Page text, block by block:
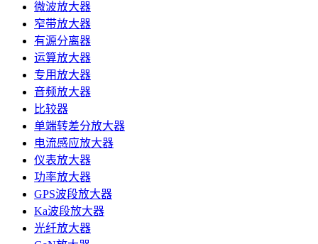
微波放大器
窄带放大器
有源分离器
运算放大器
专用放大器
音频放大器
比较器
单端转差分放大器
电流感应放大器
仪表放大器
功率放大器
GPS波段放大器
Ka波段放大器
光纤放大器